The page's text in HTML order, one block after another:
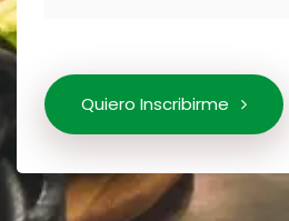
Quiero Inscribirme